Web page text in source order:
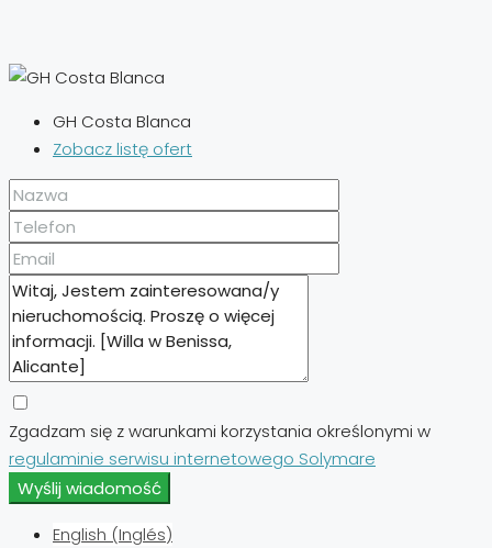
GH Costa Blanca
Zobacz listę ofert
Zgadzam się z warunkami korzystania określonymi w
regulaminie serwisu internetowego Solymare
Wyślij wiadomość
English (Inglés)